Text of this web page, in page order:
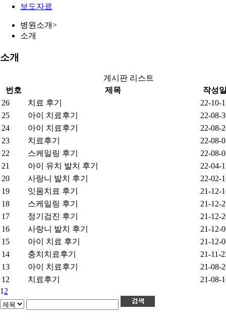
보도자료
병원소개>
소개
소개
게시판 리스트
번호
제목
작성
26
치료 후기
22-10-
25
아이 치료후기
22-08-
24
아이 치료후기
22-08-
23
치료후기
22-08-
22
스케일링 후기
22-08-
21
아이 유치 발치 후기
22-04-
20
사랑니 발치 후기
22-02-
19
잇몸치료 후기
21-12-
18
스케일링 후기
21-12-
17
정기검진 후기
21-12-
16
사랑니 발치 후기
21-12-
15
아이 치료 후기
21-12-
14
충치치료후기
21-11-
13
아이 치료후기
21-08-
12
치료후기
21-08-
1 2